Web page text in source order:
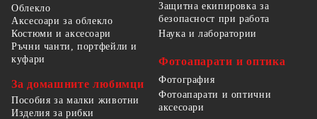
Облекло
Аксесоари за облекло
Костюми и аксесоари
Ръчни чанти, портфейли и
куфари
За домашните любимци
Пособия за малки животни
Изделия за рибки
Защитна екипировка за
безопасност при работа
Наука и лаборатории
Фотоапарати и оптика
Фотография
Фотоапарати и оптични
аксесоари